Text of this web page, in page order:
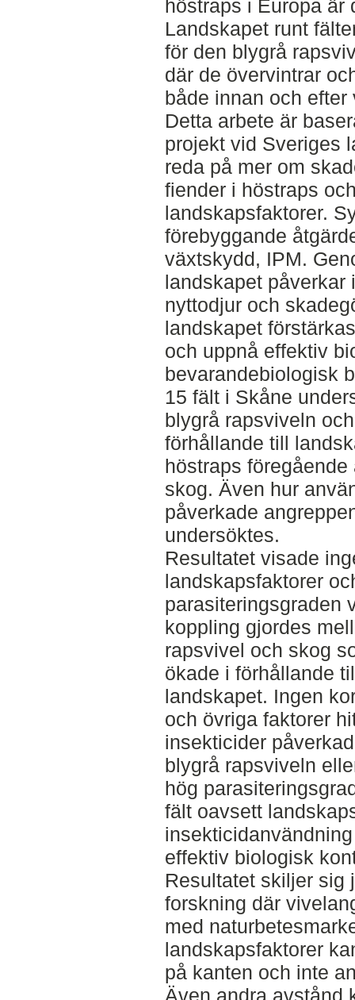
höstraps i Europa är
Landskapet runt
för den blygrå
där de övervintrar
både innan och efter
Detta arbete är
projekt vid Sveriges
reda på mer om
fiender i höstraps
landskapsfaktorer.
förebyggande
växtskydd, IPM.
landskapet påverkar
nyttodjur och
landskapet
och uppnå effektiv
bevarandebiologisk
15 fält i Skåne
blygrå rapsviveln
förhållande till
höstraps
skog. Även hur
påverkade
undersöktes.
Resultatet visade
landskapsfaktorer
parasiteringsgraden
koppling gjordes
rapsvivel och skog
ökade i förhållande
landskapet. Ingen
och övriga faktorer
insekticider
blygrå rapsviveln
hög
fält oavsett
effektiv biologisk
Resultatet skiljer sig
forskning där
med
landskapsfaktorer
på kanten och inte
Även andra avstånd